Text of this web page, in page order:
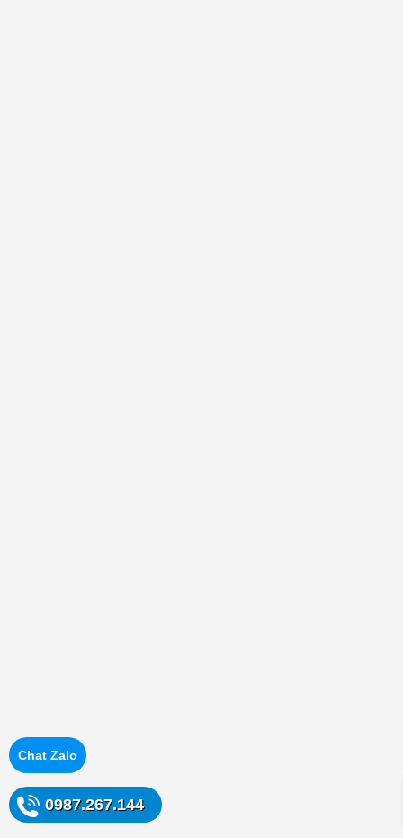
0987.267.144
Chat Zalo